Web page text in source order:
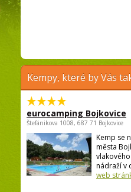
Kempy, které by Vás
eurocamping Bojkovice
Štefánikova 1008, 687 71 Bojkovice
Kemp se
města
nádraží v
web